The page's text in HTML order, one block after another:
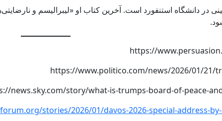
در دانشگاه استنفورد است. آخرین کتاب او «لیبرالیسم و
news.sky.com/story/what-is-trumps-board-of-peace-
stories/2026/01/davos-2026-special-address-